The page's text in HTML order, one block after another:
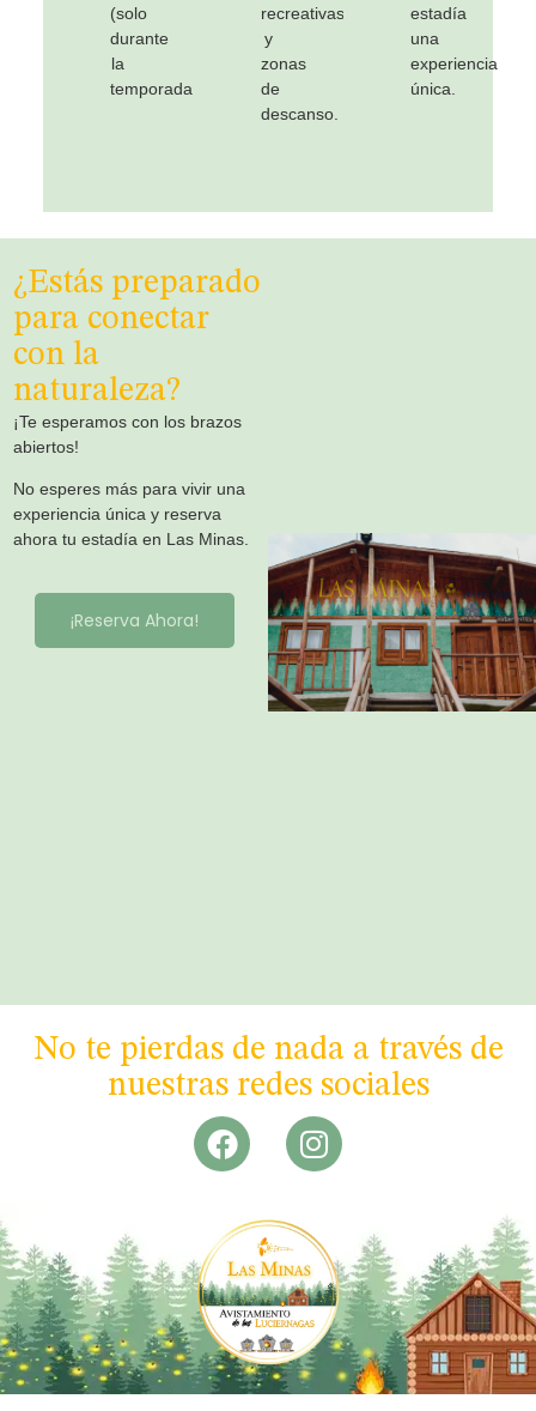
(solo
durante
la
temporada)
recreativas
y
zonas
de
descanso.
estadía
una
experiencia
única.
¿Estás preparado
para conectar
con la
naturaleza?
¡Te esperamos con los brazos
abiertos!
No esperes más para vivir una
experiencia única y reserva
ahora tu estadía en Las Minas.
¡Reserva Ahora!
No te pierdas de nada a través de
nuestras redes sociales